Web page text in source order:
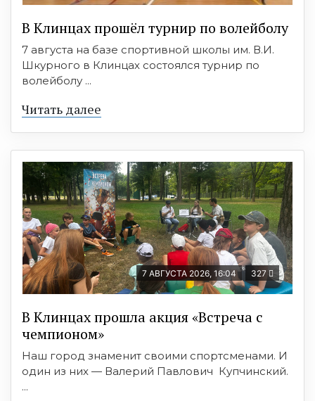
В Клинцах прошёл турнир по волейболу
7 августа на базе спортивной школы им. В.И.
Шкурного в Клинцах состоялся турнир по
волейболу ...
Читать далее
7 АВГУСТА 2026, 16:04 327
В Клинцах прошла акция «Встреча с
чемпионом»
Наш город знаменит своими спортсменами. И
один из них — Валерий Павлович Купчинский.
...